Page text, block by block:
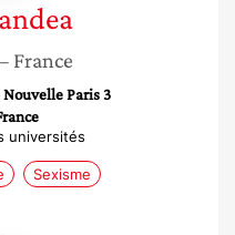
France
Paris 3
universités
Sexisme